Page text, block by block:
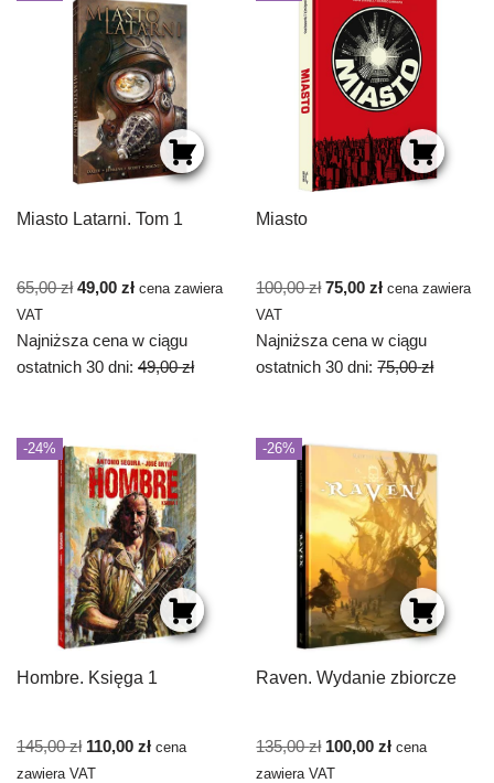
Miasto Latarni. Tom 1
65,00zł 49,00 zł cena zawiera
VAT
Najniższa cena w ciągu
ostatnich 30 dni: 49,00 zł
Miasto
100,00zł 75,00zł cena zawiera
VAT
Najniższa cena w ciągu
ostatnich 30 dni:75,00 zł
-24%
Hombre. Księga 1
145,00zł 110,00 zł cena
zawiera VAT
-26%
Raven. Wydanie zbiorcze
135,00zł 100,00zł cena
zawiera VAT